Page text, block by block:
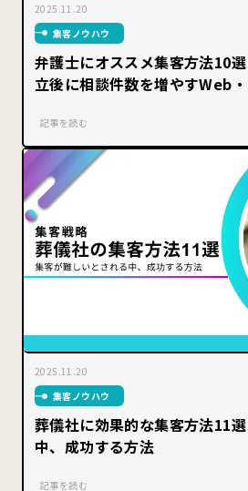
2025.11.20
集客ノウハウ
弁護士にオススメ集客方法10
立後に相談件数を増やすWeb
記事を読む
2025.11.20
集客ノウハウ
葬儀社に効果的な集客方法11
中、成功する方法
記事を読む